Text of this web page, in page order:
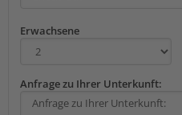
Erwachsene
Anfrage zu Ihrer Unterkunft: